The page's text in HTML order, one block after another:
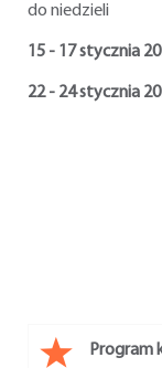
do niedzieli
15 - 17 stycznia
22 - 24 stycznia
Program